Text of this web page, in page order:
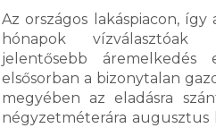
Az országos lakáspiacon,
hónapok vízválasztóak
jelentősebb áremelkedés
elsősorban a bizonytalan
megyében az eladásra
négyzetméterára